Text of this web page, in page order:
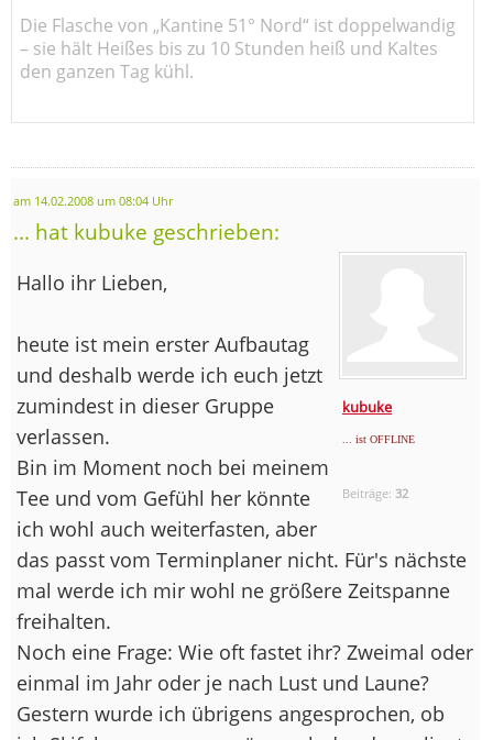
Die Flasche von „Kantine 51° Nord“ ist doppelwandig
– sie hält Heißes bis zu 10 Stunden heiß und Kaltes
den ganzen Tag kühl.
am 14.02.2008 um 08:04 Uhr
... hat kubuke geschrieben:
kubuke
... ist OFFLINE
Beiträge:32
Hallo ihr Lieben,
heute ist mein erster Aufbautag
und deshalb werde ich euch jetzt
zumindest in dieser Gruppe
verlassen.
Bin im Moment noch bei meinem
Tee und vom Gefühl her könnte
ich wohl auch weiterfasten, aber
das passt vom Terminplaner nicht. Für's nächste
mal werde ich mir wohl ne größere Zeitspanne
freihalten.
Noch eine Frage: Wie oft fastet ihr? Zweimal oder
einmal im Jahr oder je nach Lust und Laune?
Gestern wurde ich übrigens angesprochen, ob